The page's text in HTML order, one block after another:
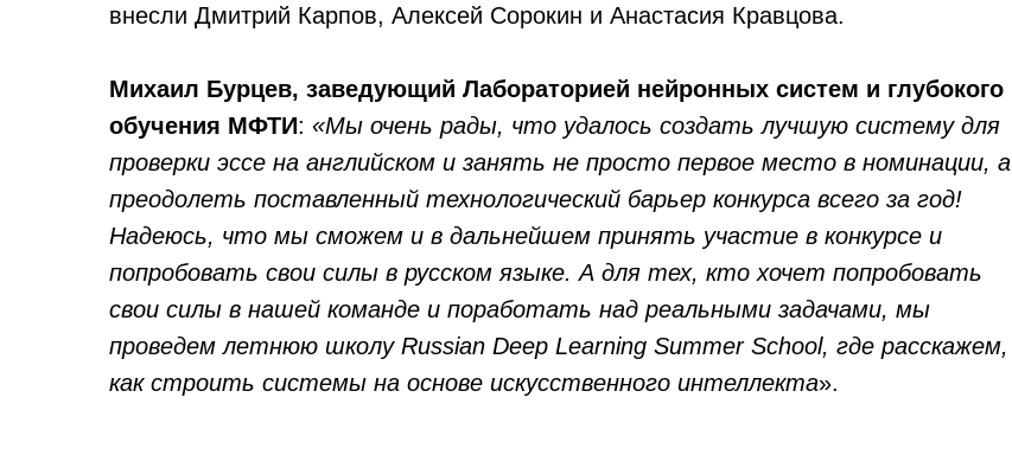
внесли Дмитрий Карпов, Алексей Сорокин и Анастасия Кравцова.
Михаил Бурцев, заведующий Лабораторией нейронных систем и глубокого
обучения МФТИ: «Мы очень рады, что удалось создать лучшую систему для
проверки эссе на английском и занять не просто первое место в номинации, а
преодолеть поставленный технологический барьер конкурса всего за год!
Надеюсь, что мы сможем и в дальнейшем принять участие в конкурсе и
попробовать свои силы в русском языке. А для тех, кто хочет попробовать
свои силы в нашей команде и поработать над реальными задачами, мы
проведем летнюю школу Russian Deep Learning Summer School, где расскажем,
как строить системы на основе искусственного интеллекта».